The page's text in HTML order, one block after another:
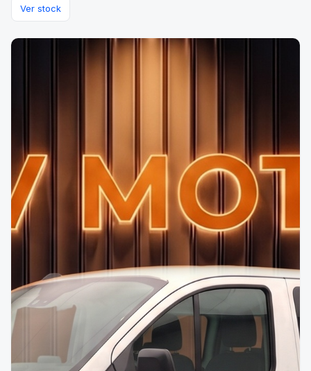
Ver stock